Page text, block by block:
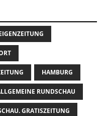
HAMBURG
RUNDSCHAU
GRATISZEITUNG